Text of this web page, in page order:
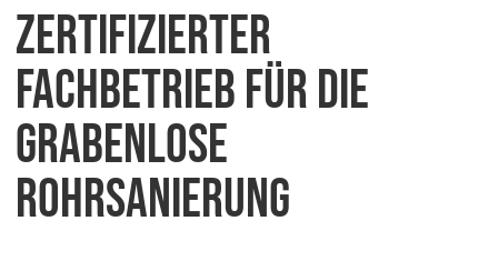
Zertifizierter
Fachbetrieb für die
grabenlose
Rohrsanierung